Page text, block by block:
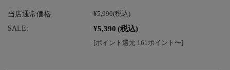
当店通常価格: ¥5,990(税込)
SALE: ¥5,390 (税込)
[ポイント還元 161ポイント〜]